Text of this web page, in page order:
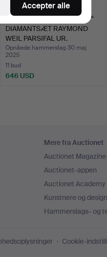
DIAMANTSÆT RAYMOND
WEIL PARSIFAL UR.
Opnåede hammerslag 30 maj
2025
11 bud
646 USD
Mere fra Auctionet
Auctionet Magazine
Auctionet-appen
Auctionet Academy
Kunstnere og
Hammerslags- og
Cookie-
Accepter alle